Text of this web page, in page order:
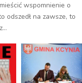
wspomnienie o
odszedł na zawsze, to